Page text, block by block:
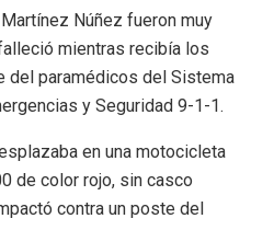
Núñez fueron muy
mientras recibía los
del paramédicos del Sistema
y Seguridad 9-1-1.
en una motocicleta
de color rojo, sin casco
contra un poste del